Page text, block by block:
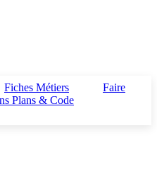
Fiches Métiers
Faire
Plans & Code